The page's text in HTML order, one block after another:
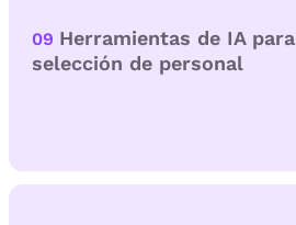
09 Herramientas de IA para
selección de personal